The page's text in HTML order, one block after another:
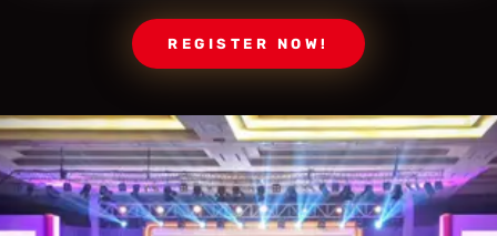
REGISTER NOW!